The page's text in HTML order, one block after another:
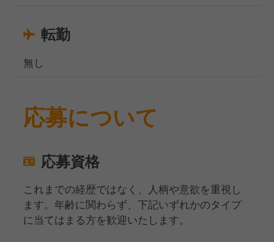
転勤
無し
応募について
応募資格
これまでの経歴ではなく、人柄や意欲を重視し
ます。年齢に関わらず、下記いずれかのタイプ
に当てはまる方を歓迎いたします。